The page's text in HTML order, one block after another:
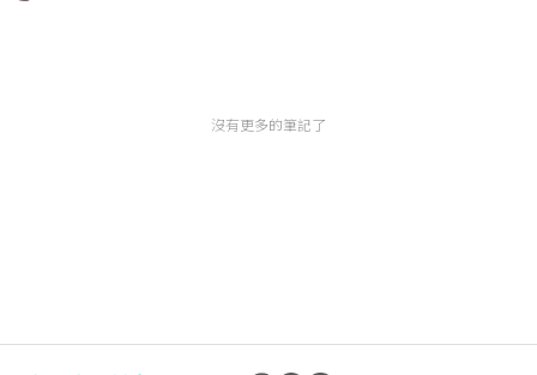
沒有更多的筆記了